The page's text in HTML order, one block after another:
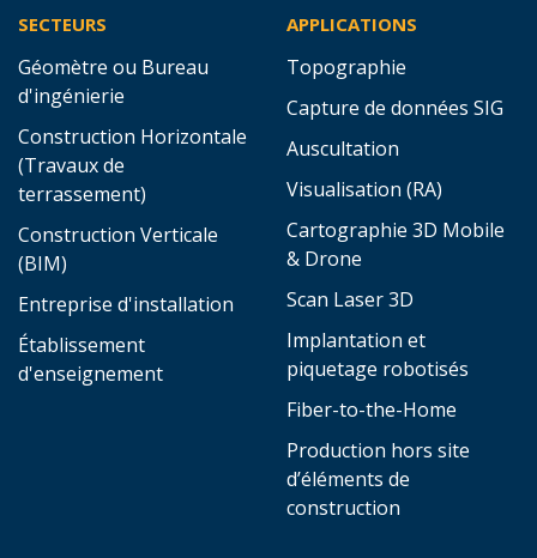
SECTEURS
Géomètre ou Bureau
d'ingénierie
Construction Horizontale
(Travaux de
terrassement)
Construction Verticale
(BIM)
Entreprise d'installation
Établissement
d'enseignement
APPLICATIONS
Topographie
Capture de données SIG
Auscultation
Visualisation (RA)
Cartographie 3D Mobile
& Drone
Scan Laser 3D
Implantation et
piquetage robotisés
Fiber-to-the-Home
Production hors site
d’éléments de
construction